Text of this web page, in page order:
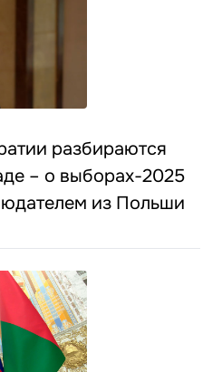
разбираются
– о выборах-2025
из Польши